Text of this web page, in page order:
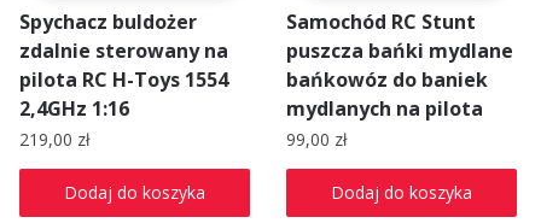
Spychacz buldożer
zdalnie sterowany na
pilota RC H-Toys 1554
2,4GHz 1:16
219,00 zł
Dodaj do koszyka
Samochód RC Stunt
puszcza bańki mydlane
bańkowóz do baniek
mydlanych na pilota
99,00 zł
Dodaj do koszyka